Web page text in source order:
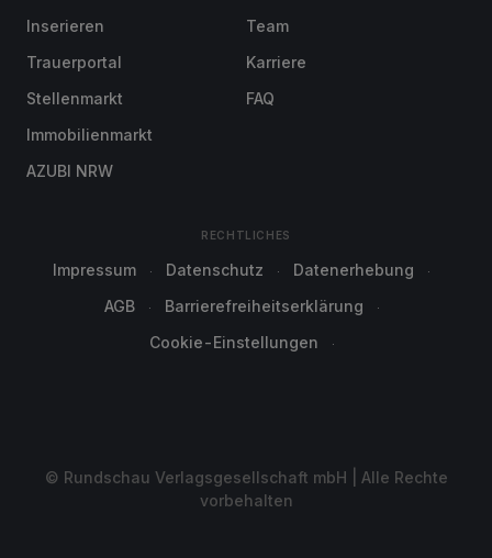
Inserieren
Trauerportal
Stellenmarkt
Immobilienmarkt
AZUBI NRW
Team
Karriere
FAQ
RECHTLICHES
Impressum Datenschutz
Datenerhebung
AGB
Barrierefreiheitserklärung
Cookie-Einstellungen
© Rundschau Verlagsgesellschaft mbH | Alle Rechte
vorbehalten